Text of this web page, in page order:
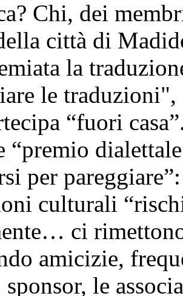
Chi, dei
città di
la
le
“fuori
“premio
per
culturali
ci
amicizie,
le